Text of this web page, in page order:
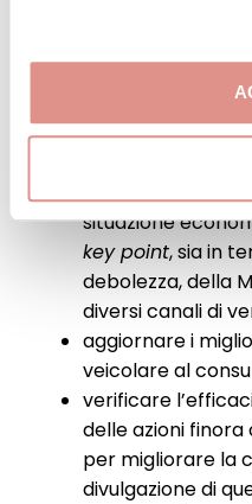
identificare le
valorizzazione
ovvero
mercato italiano
situazione
key point, sia in
debolezza, della
diversi canali di
aggiornare i
veicolare al
verificare
delle azioni
per migliorare la
divulgazione di